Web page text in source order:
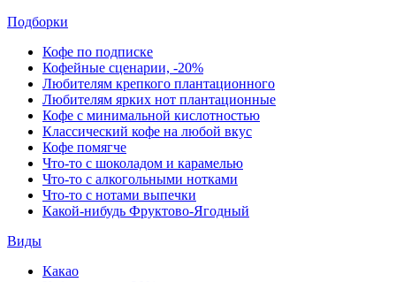
Подборки
Кофе по подписке
Кофейные сценарии, -20%
Любителям крепкого плантационного
Любителям ярких нот плантационные
Кофе с минимальной кислотностью
Классический кофе на любой вкус
Кофе помягче
Что-то с шоколадом и карамелью
Что-то с алкогольными нотками
Что-то с нотами выпечки
Какой-нибудь Фруктово-Ягодный
Виды
Какао